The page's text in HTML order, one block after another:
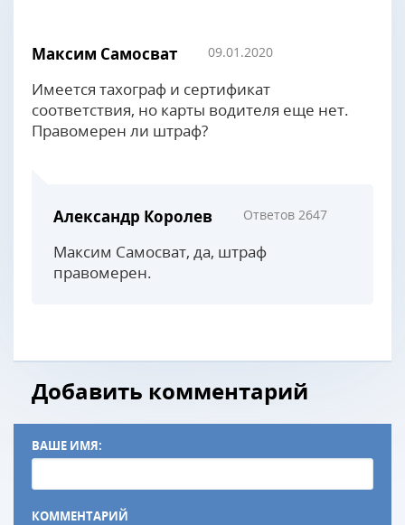
Максим Самосват 09.01.2020
Имеется тахограф и сертификат
соответствия, но карты водителя еще нет.
Правомерен ли штраф?
Александр Королев Ответов 2647
Максим Самосват, да, штраф
правомерен.
Добавить комментарий
ВАШЕ ИМЯ:
КОММЕНТАРИЙ